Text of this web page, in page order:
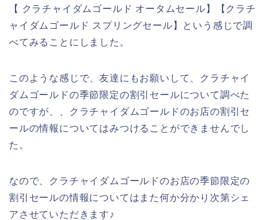
【 クラチャイダムゴールド オータムセール】【クラチ
ャイダムゴールド スプリングセール】という感じで調
べてみることにしました。
このような感じで、友達にもお願いして、クラチャイ
ダムゴールドの季節限定の割引セールについて調べた
のですが、、クラチャイダムゴールドのお店の割引セ
ールの情報についてはみつけることができませんでし
た。
なので、クラチャイダムゴールドのお店の季節限定の
割引セールの情報についてはまた何か分かり次第シェ
アさせていただきます♪